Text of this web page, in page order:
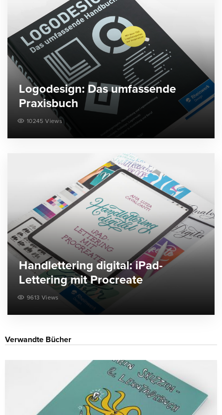
Logodesign: Das umfassende
Praxisbuch
10245 Views
Handlettering digital: iPad-
Lettering mit Procreate
9613 Views
Verwandte Bücher